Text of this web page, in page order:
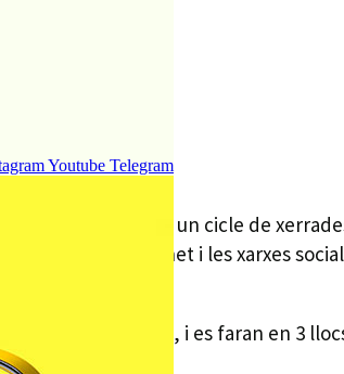
Youtube Telegram
Blanes ha preparat un cicle de
entorn a internet i les xarxes
que el curs passat, i es faran en 3